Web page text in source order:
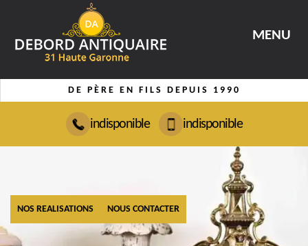
MENU
DE PÈRE EN FILS DEPUIS 1990
indisponible indisponible
NOS REALISATIONS NOUS CONTACTER